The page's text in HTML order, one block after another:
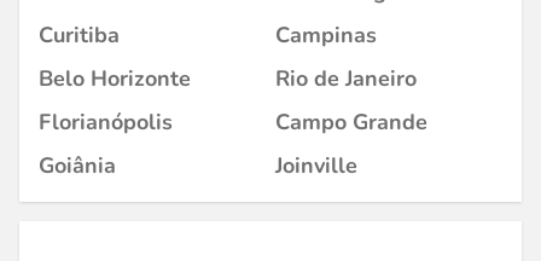
Curitiba
Campinas
Belo Horizonte
Rio de Janeiro
Florianópolis
Campo Grande
Goiânia
Joinville